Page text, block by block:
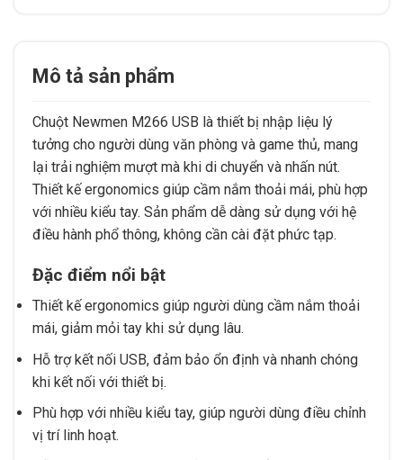
Mô tả sản phẩm
Chuột Newmen M266 USB là thiết bị nhập liệu lý
tưởng cho người dùng văn phòng và game thủ, mang
lại trải nghiệm mượt mà khi di chuyển và nhấn nút.
Thiết kế ergonomics giúp cầm nắm thoải mái, phù hợp
với nhiều kiểu tay. Sản phẩm dễ dàng sử dụng với hệ
điều hành phổ thông, không cần cài đặt phức tạp.
Đặc điểm nổi bật
Thiết kế ergonomics giúp người dùng cầm nắm thoải
mái, giảm mỏi tay khi sử dụng lâu.
Hỗ trợ kết nối USB, đảm bảo ổn định và nhanh chóng
khi kết nối với thiết bị.
Phù hợp với nhiều kiểu tay, giúp người dùng điều chỉnh
vị trí linh hoạt.